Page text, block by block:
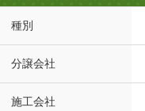
種別
分譲会社
施工会社